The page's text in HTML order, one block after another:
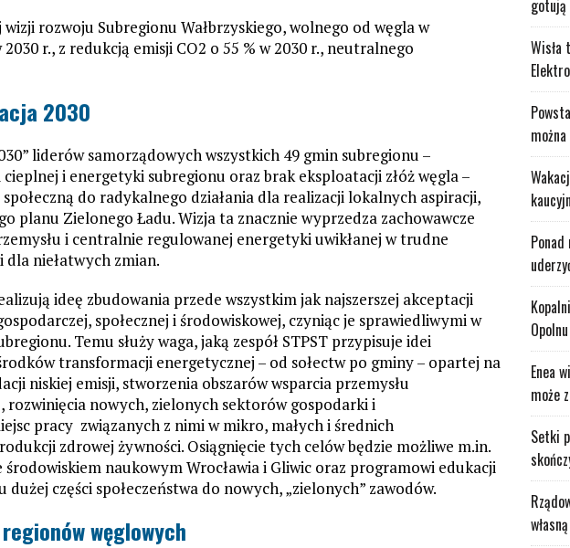
rozwoju Subregionu Wałbrzyskiego, wolnego od węgla w
r., z redukcją emisji CO2 o 55 % w 2030 r., neutralnego
2030
liderów samorządowych wszystkich 49 gmin subregionu –
i energetyki subregionu oraz brak eksploatacji złóż węgla –
do radykalnego działania dla realizacji lokalnych aspiracji,
planu Zielonego Ładu. Wizja ta znacznie wyprzedza zachowawcze
i centralnie regulowanej energetyki uwikłanej w trudne
niełatwych zmian.
ideę zbudowania przede wszystkim jak najszerszej akceptacji
społecznej i środowiskowej, czyniąc je sprawiedliwymi w
Temu służy waga, jaką zespół STPST przypisuje idei
transformacji energetycznej – od sołectw po gminy – opartej na
niskiej emisji, stworzenia obszarów wsparcia przemysłu
nowych, zielonych sektorów gospodarki i
pracy związanych z nimi w mikro, małych i średnich
zdrowej żywności. Osiągnięcie tych celów będzie możliwe m.in.
środowiskiem naukowym Wrocławia i Gliwic oraz programowi edukacji
części społeczeństwa do nowych, „zielonych” zawodów.
węglowych
gotują
Wisła
Enea
może
Setki